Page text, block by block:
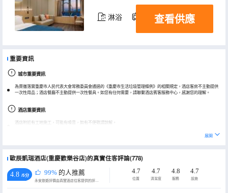
淋浴 電視機
查看供應
重要資訊
城市重要資訊
為貫徹落實重慶市人民代表大會常務委員會通過的《重慶市生活垃圾管理條例》的相關規定，酒店客房不主動提供
一次性用品；酒店餐廳不主動提供一次性餐具。如您有任何需要，請聯繫酒店賓客服務中心，感謝您的理解。
酒店重要資訊
酒店附近有工地施工，可能有噪音，如有不便敬請諒解。
展開
歐辰凱瑞酒店(重慶歡樂谷店)的真實住客評論(778)
4.8 /5分 99% 的人推薦
永安旅遊評價由真實酒店住客提供的評價。
4.7
位置
4.7
清潔度
4.8
服務
4.7
設施